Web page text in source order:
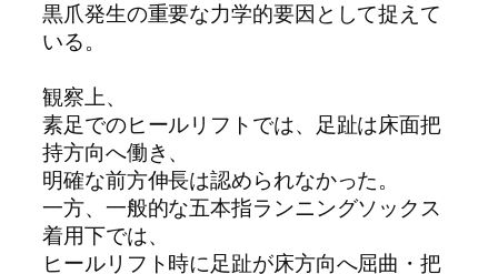
黒爪発生の重要な力学的要因として捉えて
いる。
観察上、
素足でのヒールリフトでは、足趾は床面把
持方向へ働き、
明確な前方伸長は認められなかった。
一方、一般的な五本指ランニングソックス
着用下では、
ヒールリフト時に足趾が床方向へ屈曲・把